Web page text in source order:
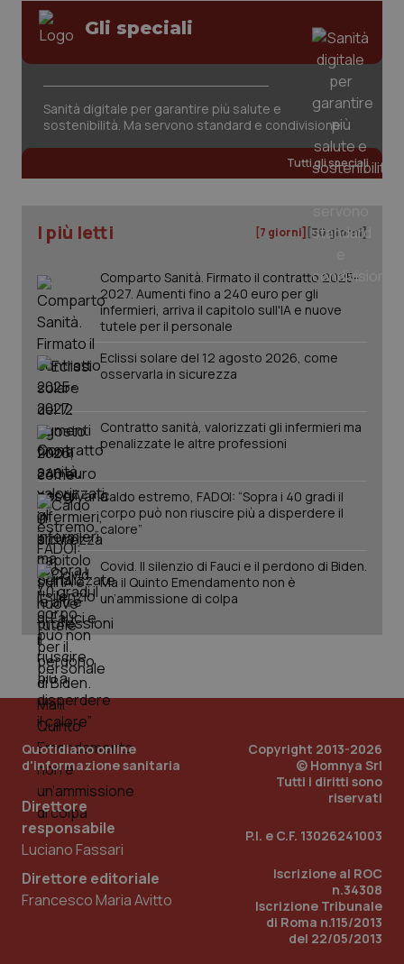
Gli speciali
Sanità digitale per garantire più salute e
sostenibilità. Ma servono standard e condivisione
Tutti gli speciali
I più letti [7 giorni] [30 giorni]
Comparto Sanità. Firmato il contratto 2025-
2027. Aumenti fino a 240 euro per gli
infermieri, arriva il capitolo sull'IA e nuove
tutele per il personale
Eclissi solare del 12 agosto 2026, come
osservarla in sicurezza
Contratto sanità, valorizzati gli infermieri ma
penalizzate le altre professioni
Caldo estremo, FADOI: “Sopra i 40 gradi il
corpo può non riuscire più a disperdere il
calore”
Covid. Il silenzio di Fauci e il perdono di Biden.
Ma il Quinto Emendamento non è
un’ammissione di colpa
Quotidiano online
d'informazione sanitaria
Direttore
responsabile
Luciano Fassari
Direttore editoriale
Francesco Maria Avitto
Copyright 2013-2026
© Homnya Srl
Tutti i diritti sono
riservati
P.I. e C.F. 13026241003
Iscrizione al ROC
n.34308
Iscrizione Tribunale
di Roma n.115/2013
del 22/05/2013
.quotidianosanita.it
_ga_KM60CM4NPH .quotidianosanita.it
1